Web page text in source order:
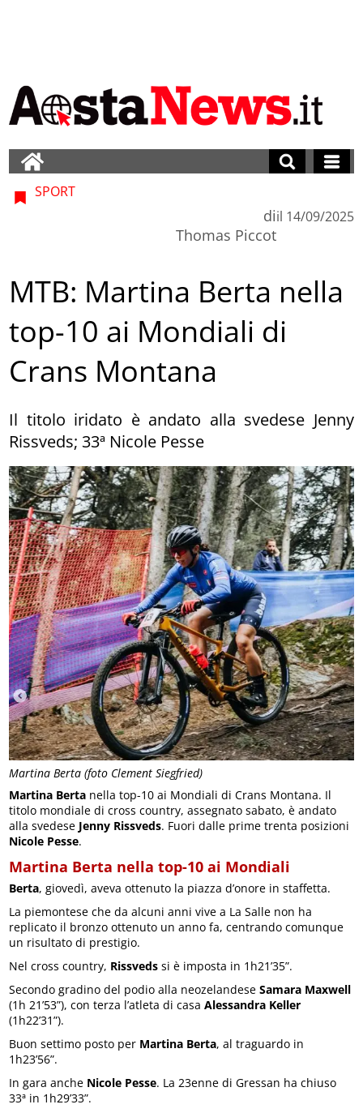
Martina Berta (foto Clement Siegfried)
SPORT
di
Thomas Piccot
il 14/09/2025
MTB: Martina Berta nella
top-10 ai Mondiali di
Crans Montana
Il titolo iridato è andato alla svedese Jenny
Rissveds; 33ª Nicole Pesse
Martina Berta nella top-10 ai Mondiali di Crans Montana. Il
titolo mondiale di cross country, assegnato sabato, è andato
alla svedese Jenny Rissveds. Fuori dalle prime trenta posizioni
Nicole Pesse.
Martina Berta nella top-10 ai Mondiali
Berta, giovedì, aveva ottenuto la piazza d’onore in staffetta.
La piemontese che da alcuni anni vive a La Salle non ha
replicato il bronzo ottenuto un anno fa, centrando comunque
un risultato di prestigio.
Nel cross country, Rissveds si è imposta in 1h21’35”.
Secondo gradino del podio alla neozelandeseSamara Maxwell
(1h 21’53”), con terza l’atleta di casaAlessandra Keller
(1h22’31”).
Buon settimo posto per Martina Berta, al traguardo in
1h23’56”.
In gara anche Nicole Pesse. La 23enne di Gressan ha chiuso
33ª in 1h29’33”.